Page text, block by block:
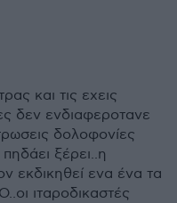
και τις εχεις
δεν ενδιαφεροτανε
δολοφονίες
ξέρει..η
εκδικηθεί ενα ένα τα
ιταροδικαστές